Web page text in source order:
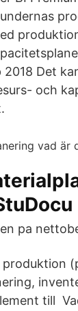
2018 Det
och
pa
produktion
till